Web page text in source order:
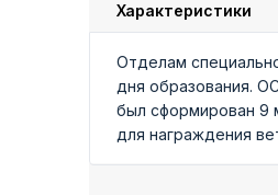
Характеристики
Отделам
дня образования.
был cформирован 9
для награждения